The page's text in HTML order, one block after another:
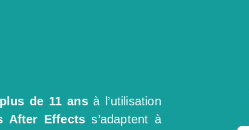
de 11 ansà l’utilisation
After Effects s’adaptent à